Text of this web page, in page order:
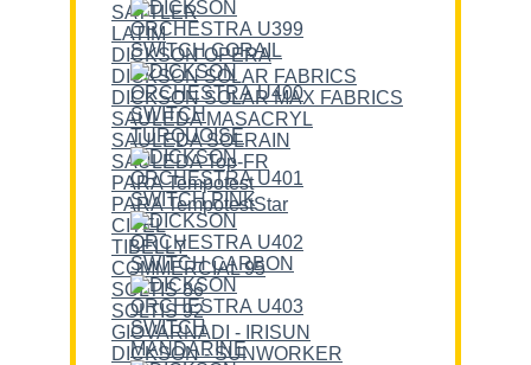
SATTLER
LATIM
DICKSON OPERA
DICKSON SOLAR FABRICS
DICKSON SOLAR MAX FABRICS
SAULEDA MASACRYL
SAULEDA SOLRAIN
SAULEDA Top-FR
PARA Tempotest
PARA TempotestStar
CITEL
TIBELLY
COMMERCIAL 95
SOLTIS 86
SOLTIS 92
GIOVARNADI - IRISUN
DICKSON - SUNWORKER